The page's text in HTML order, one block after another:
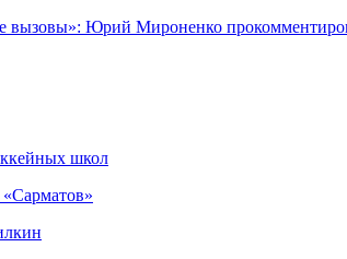
Юрий Мироненко
школ